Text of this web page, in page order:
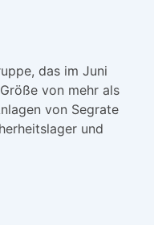
das im Juni
von mehr als
von Segrate
und